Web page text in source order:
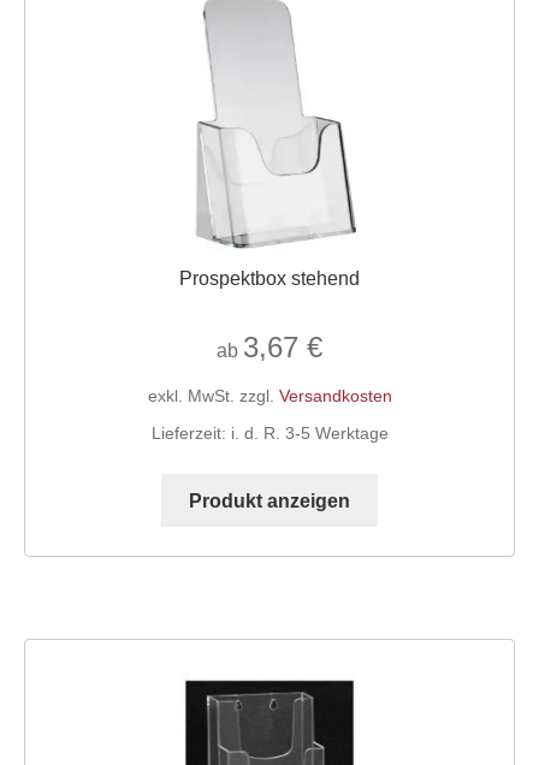
Prospektbox stehend
ab 3,67 €
exkl. MwSt. zzgl. Versandkosten
Lieferzeit: i. d. R. 3-5 Werktage
Produkt anzeigen
mehrere